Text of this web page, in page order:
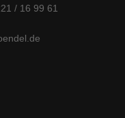
/ 16 99 61